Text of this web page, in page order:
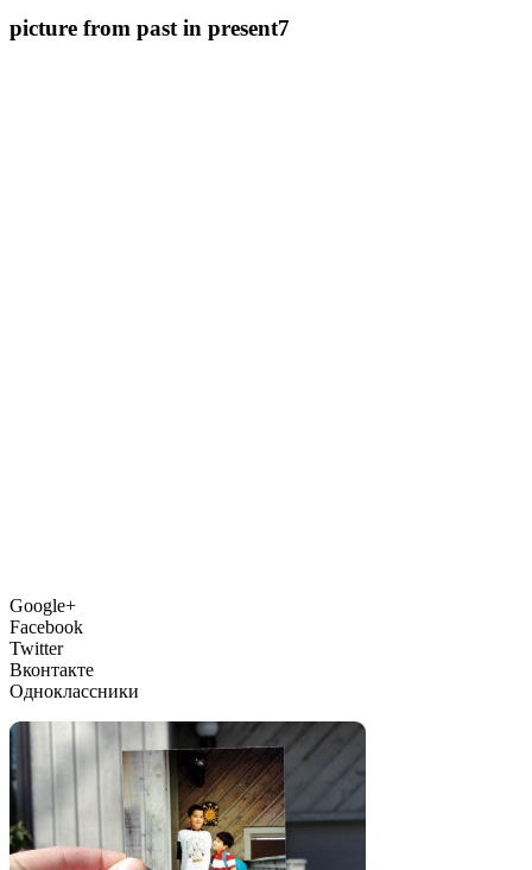
picture from past in present7
Google+
Facebook
Twitter
Вконтакте
Одноклассники